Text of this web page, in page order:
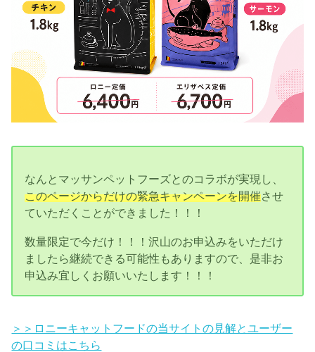
なんとマッサンペットフーズとのコラボが実現し、
このページからだけの緊急キャンペーンを開催させ
ていただくことができました！！！
数量限定で今だけ！！！沢山のお申込みをいただけ
ましたら継続できる可能性もありますので、是非お
申込み宜しくお願いいたします！！！
＞＞ロニーキャットフードの当サイトの見解とユーザー
の口コミはこちら